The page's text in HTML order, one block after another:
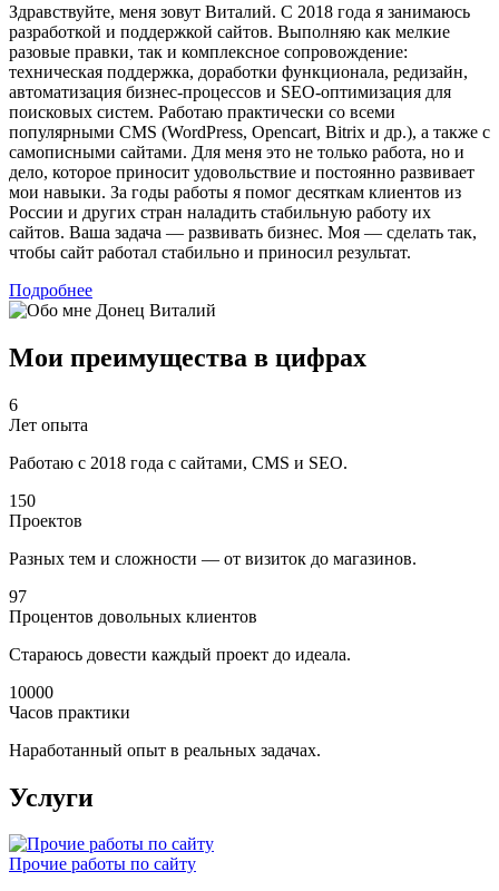
Здравствуйте, меня зовут Виталий. С 2018 года я занимаюсь
разработкой и поддержкой сайтов. Выполняю как мелкие
разовые правки, так и комплексное сопровождение:
техническая поддержка, доработки функционала, редизайн,
автоматизация бизнес-процессов и SEO-оптимизация для
поисковых систем. Работаю практически со всеми
популярными CMS (WordPress, Opencart, Bitrix и др.), а также с
самописными сайтами. Для меня это не только работа, но и
дело, которое приносит удовольствие и постоянно развивает
мои навыки. За годы работы я помог десяткам клиентов из
России и других стран наладить стабильную работу их
сайтов. Ваша задача — развивать бизнес. Моя — сделать так,
чтобы сайт работал стабильно и приносил результат.
Подробнее
Мои преимущества в цифрах
6
Лет опыта
Работаю с 2018 года с сайтами, CMS и SEO.
150
Проектов
Разных тем и сложности — от визиток до магазинов.
97
Процентов довольных клиентов
Стараюсь довести каждый проект до идеала.
10000
Часов практики
Наработанный опыт в реальных задачах.
Услуги
Прочие работы по сайту